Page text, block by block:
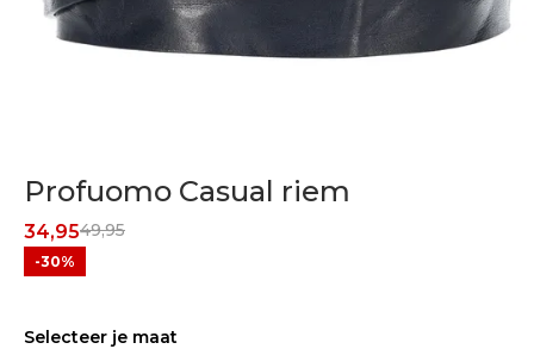
Profuomo Casual riem
49,95
34,95
-30%
Selecteer je maat